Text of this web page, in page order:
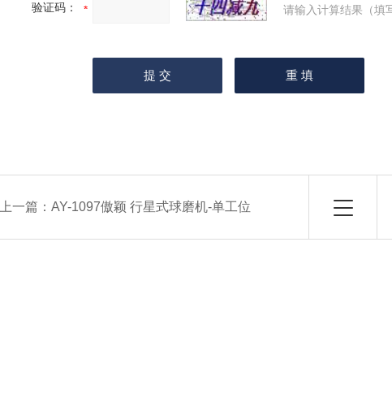
验证码： 请输入计算结果（填
上一篇：AY-1097傲颖 行星式球磨机-单工位